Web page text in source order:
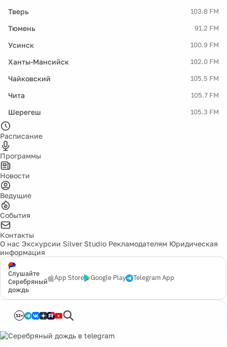
Тверь 103.8 FM
Тюмень 91.2 FM
Усинск 100.9 FM
Ханты-Мансийск 102.0 FM
Чайковский 105.5 FM
Чита 105.7 FM
Шерегеш 105.3 FM
Расписание
Программы
Новости
Ведущие
События
Контакты
О нас Экскурсии Silver Studio Рекламодателям Юридическая
информация
Слушайте
Серебряный
дождь
App Store Google Play Telegram App
12+